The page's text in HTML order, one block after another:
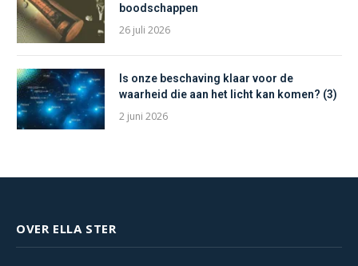
boodschappen
26 juli 2026
Is onze beschaving klaar voor de
waarheid die aan het licht kan komen? (3)
2 juni 2026
OVER ELLA STER